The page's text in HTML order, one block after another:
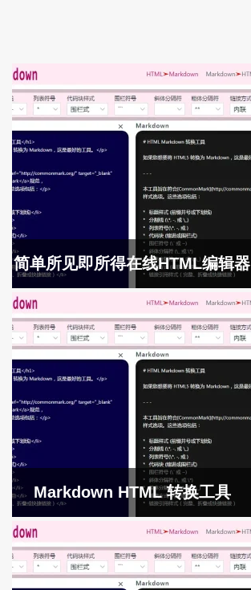
简单所见即所得在线HTML编辑器
Markdown HTML 转换工具